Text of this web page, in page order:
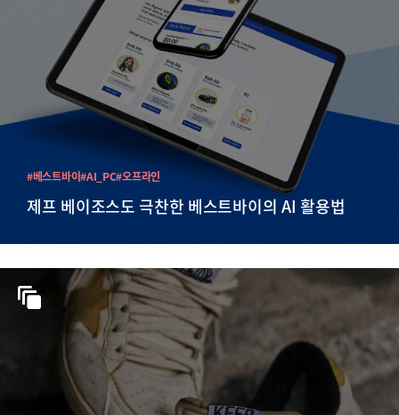
제프 베이조스도 극찬한 베스트바이의 AI 활용법
#베스트바이#AI_PC#오프라인